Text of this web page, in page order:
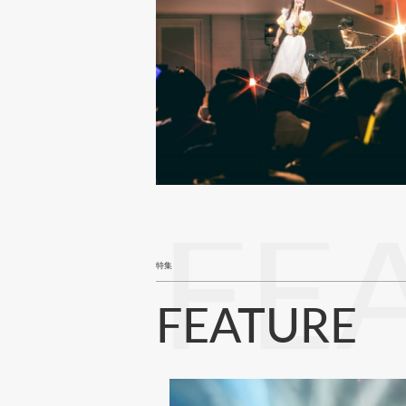
特集
FEATURE